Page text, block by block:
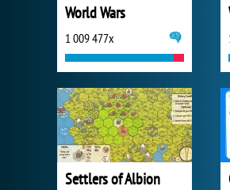
World Wars
1 009 477x
Settlers of Albion